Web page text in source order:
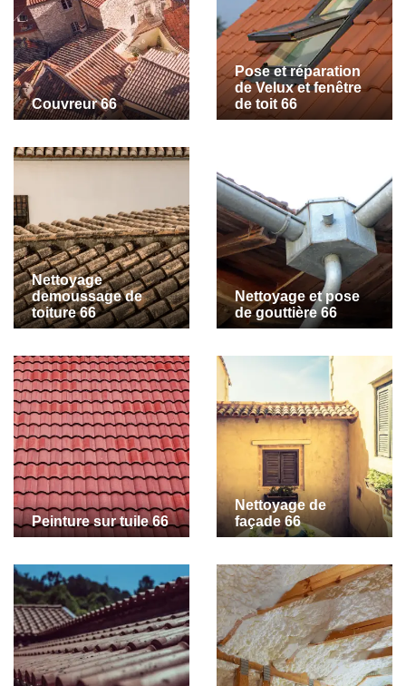
Couvreur 66
Pose et réparation
de Velux et fenêtre
de toit 66
Nettoyage
demoussage de
toiture 66
Nettoyage et pose
de gouttière 66
Peinture sur tuile 66
Nettoyage de
façade 66